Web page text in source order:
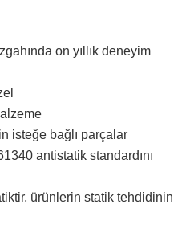
on yıllık deneyim
isteğe bağlı parçalar
antistatik standardını
ürünlerin statik tehdidinin